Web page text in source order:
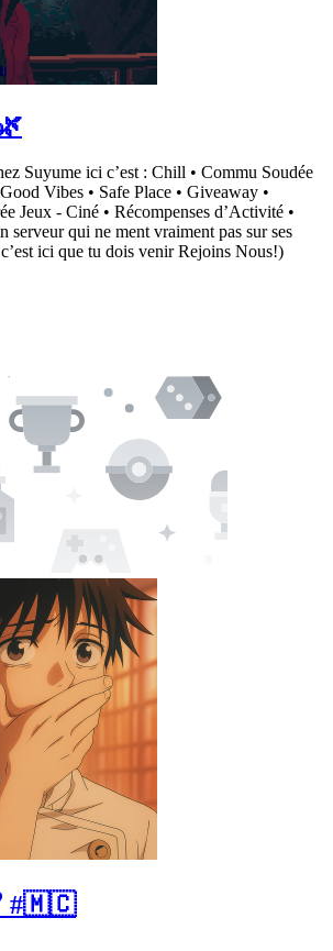
Suyume ici c’est : Chill • Commu Soudée
Vibes • Safe Place • Giveaway •
Jeux - Ciné • Récompenses d’Activité •
serveur qui ne ment vraiment pas sur ses
ici que tu dois venir Rejoins Nous!)
#🇲🇨